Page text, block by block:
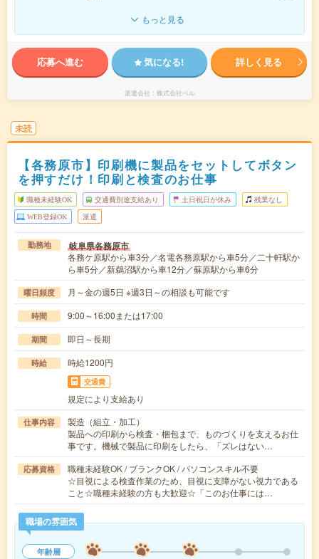
もっと見る
応募へ進む 気になる! 詳しく見る
派遣会社 株式会社ベル
未読
【各務原市】印刷機に製品をセットしてボタン
を押すだけ！印刷と検査のお仕事
職種未経験OK 交通費別途支給あり 土日祝日が休み 残業なし
WEB登録OK 派遣
勤務地 岐阜県各務原市
各務ケ原駅から車3分／名電各務原駅から車5分／二十軒駅か
ら車5分／新鵜沼駅から車12分／蘇原駅から車6分
曜日頻度 月～金の週5日 ※週3日～の相談も可能です
時間 9:00～16:00または17:00
期間 即日～長期
時給 時給1200円
交通費
規定により支給あり
仕事内容
製造（組立・加工）
製品への印刷から検査・梱包まで、ものづくりを支えるお仕
事です。機械で製品に印刷をしたら、「ズレはない…
応募資格
職種未経験OK / ブランクOK / パソコンスキル不要
☆目視による検査作業のため、目視に支障がない視力である
こと☆職種未経験の方も大歓迎☆「このお仕事には…
職場の雰囲気
年齢層